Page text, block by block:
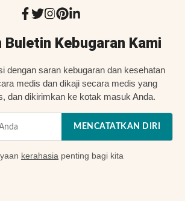
Buletin Kebugaran Kami
dengan saran kebugaran dan kesehatan
medis dan dikaji secara medis yang
dan dikirimkan ke kotak masuk Anda.
MENCATATKAN DIRI
kerahasia penting bagi kita